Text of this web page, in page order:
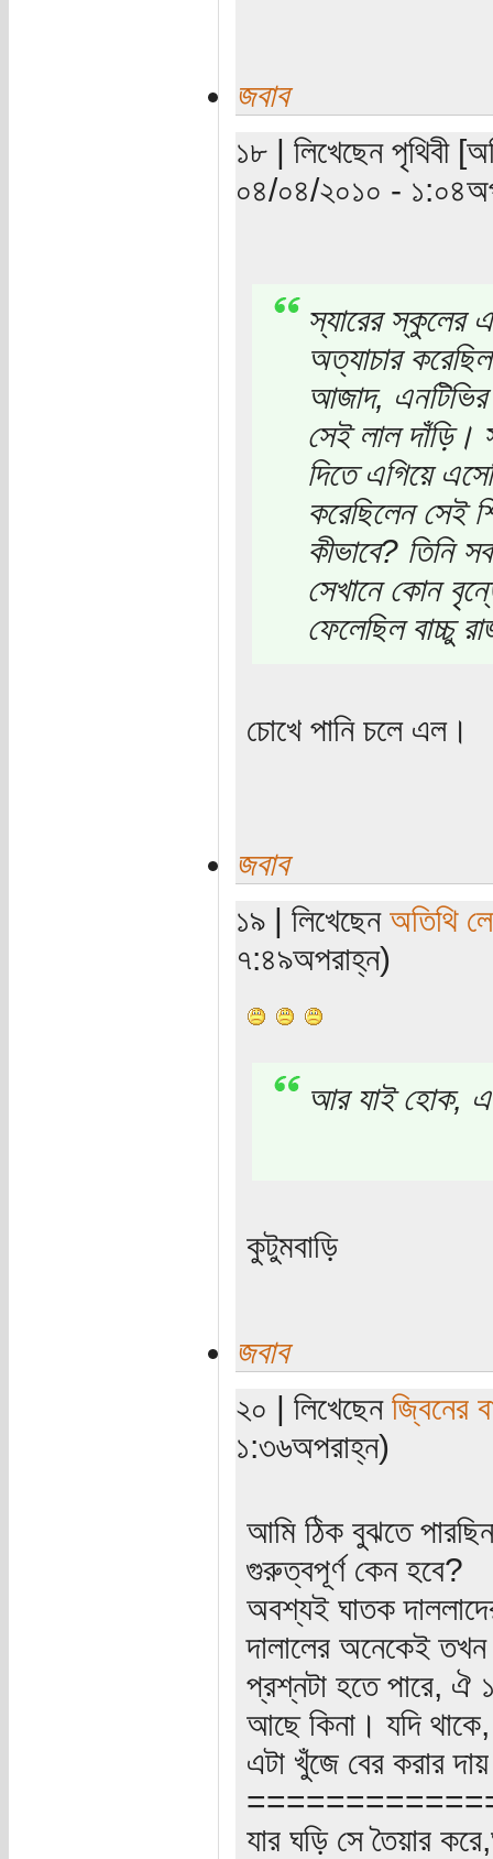
জবাব
১৮ | লিখেছেন পৃথিবী
০৪/০৪/২০১০ -
স্যারের স্কুলের
অত্যাচার
আজাদ, এনটিভির
সেই লাল দাঁড়ি।
দিতে এগিয়ে
করেছিলেন সেই
কীভাবে? তিনি
সেখানে কোন
ফেলেছিল বাচ্চু
চোখে পানি চলে এল।
জবাব
১৯ | লিখেছেন অতিথি
৭:৪৯অপরাহ্ন)
আর যাই হোক,
কুটুমবাড়ি
জবাব
২০ | লিখেছেন জ্বিনের
১:৩৬অপরাহ্ন)
আমি ঠিক বুঝতে
গুরুত্বপূর্ণ কেন হবে?
অবশ্যই ঘাতক
দালালের অনেকেই
প্রশ্নটা হতে পারে, ঐ
আছে কিনা। যদি থাকে,
এটা খুঁজে বের করার
যার ঘড়ি সে তৈয়ার